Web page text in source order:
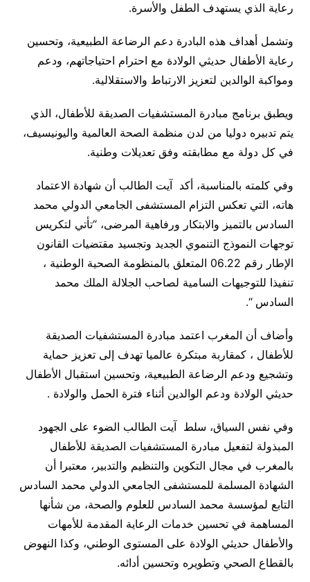
رعاية الذي يستهدف الطفل والأسرة.
وتشمل أهداف هذه البادرة دعم الرضاعة الطبيعية، وتحسين
رعاية الأطفال حديثي الولادة مع احترام احتياجاتهم، ودعم
ومواكبة الوالدين لتعزيز الارتباط والاستقلالية.
ويطبق برنامج مبادرة المستشفيات الصديقة للأطفال، الذي
يتم تدبيره دوليا من لدن منظمة الصحة العالمية واليونيسيف،
في كل دولة مع مطابقته وفق تعديلات وطنية.
وفي كلمته بالمناسبة، أكد آيت الطالب أن شهادة الاعتماد
هاته، التي تعكس التزام المستشفى الجامعي الدولي محمد
السادس بالتميز والابتكار ورفاهية المرضى، “تأتي لتكريس
توجهات النموذج التنموي الجديد وتجسيد مقتضيات القانون
الإطار رقم 06.22 المتعلق بالمنظومة الصحية الوطنية ،
تنفيذا للتوجيهات السامية لصاحب الجلالة الملك محمد
السادس “.
وأضاف أن المغرب اعتمد مبادرة المستشفيات الصديقة
للأطفال ، كمقاربة مبتكرة عالميا تهدف إلى تعزيز حماية
وتشجيع ودعم الرضاعة الطبيعية، وتحسين استقبال الأطفال
حديثي الولادة ودعم الوالدين أثناء فترة الحمل والولادة .
وفي نفس السياق، سلط آيت الطالب الضوء على الجهود
المبذولة لتفعيل مبادرة المستشفيات الصديقة للأطفال
بالمغرب في مجال التكوين والتنظيم والتدبير، معتبرا أن
الشهادة المسلمة للمستشفى الجامعي الدولي محمد السادس
التابع لمؤسسة محمد السادس للعلوم والصحة، من شأنها
المساهمة في تحسين خدمات الرعاية المقدمة للأمهات
والأطفال حديثي الولادة على المستوى الوطني، وكذا النهوض
بالقطاع الصحي وتطويره وتحسين أدائه.